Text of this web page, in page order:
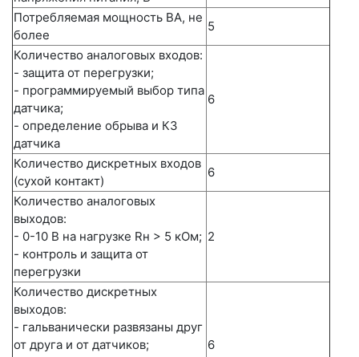
Потребляемая мощность ВА, не
более
5
Количество аналоговых входов:
- защита от перегрузки;
- программируемый выбор типа
датчика;
- определение обрыва и КЗ
датчика
6
Количество дискретных входов
(сухой контакт)
6
Количество аналоговых
выходов:
- 0-10 В на нагрузке Rн > 5 кОм;
- контроль и защита от
перегрузки
2
Количество дискретных
выходов:
- гальванически развязаны друг
от друга и от датчиков;
6